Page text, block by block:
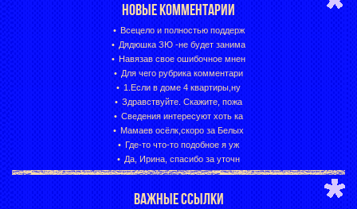
НОВЫЕ КОММЕНТАРИИ
Всецело и полностью поддерж
Дядюшка ЗЮ -не будет занима
Навязав свое ошибочное мнен
Для чего рубрика комментари
1.Если в доме 4 квартиры,ну
Здравствуйте. Скажите, пожа
Сведения интересуют хоть ка
Мамаев осёлк,скоро за Белых
Где-то что-то подобное я уж
Да, Ирина, спасибо за уточн
ВАЖНЫЕ ССЫЛКИ